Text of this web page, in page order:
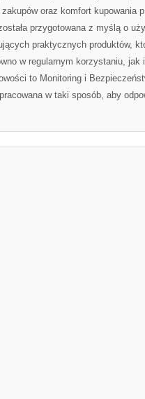
zakupów oraz komfort kupowania
przygotowana z myślą o
praktycznych produktów,
w regularnym korzystaniu, jak
to Monitoring i
w taki sposób, aby